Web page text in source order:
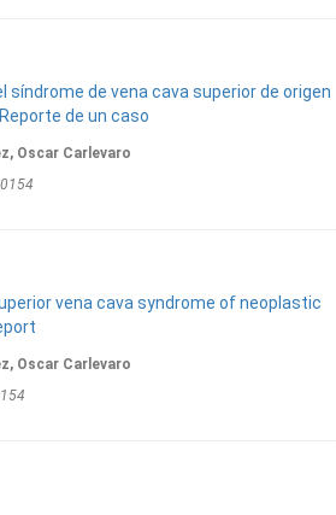
de vena cava superior de origen
de un caso
Oscar Carlevaro
vena cava syndrome of neoplastic
Oscar Carlevaro